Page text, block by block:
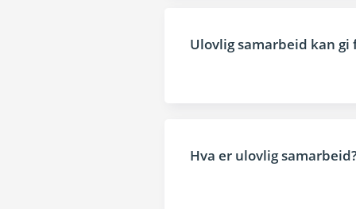
Ulovlig samarbeid kan gi
Hva er ulovlig